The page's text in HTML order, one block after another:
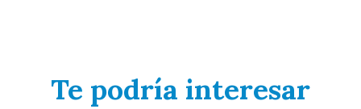
Te podría interesar